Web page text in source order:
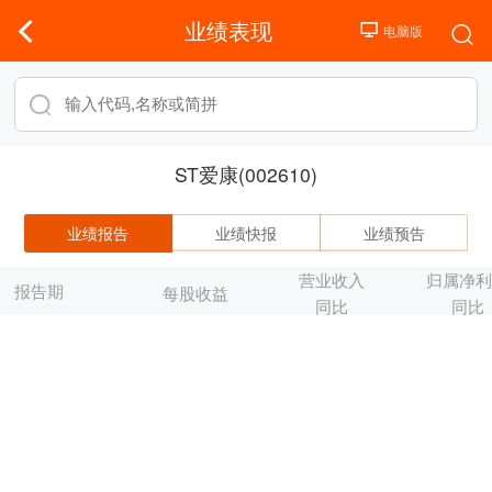
业绩表现
ST爱康(002610)
业绩报告 业绩快报 业绩预告
报告期 每股收益
营业收入
同比
归属净
同比